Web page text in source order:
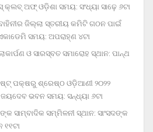
ଅଫ୍‌ ଓଡ଼ିଶା ସମୟ: ସଂଧ୍ୟା ସାଢ଼େ ୬ଟା
ଜିଲ୍ଲା ସ୍ତରୀୟ କମିଟି ଗଠନ ପାଇଁ
ସମୟ: ଅପରାହ୍‌ଣ ୪ଟା
ଓ ସାରସ୍ବତ ସମାରୋହ ସ୍ଥାନ: ପାନ୍ଥ
ପକ୍ଷରୁ ଶ୍ରେଷ୍ଠ ଓଡ଼ିଆଣୀ ୨୦୨୨
ଭବନ ସମୟ: ସନ୍ଧ୍ୟା ୬ଟା
ସାମ୍ବାଦିକ ସମ୍ମିଳନୀ ସ୍ଥାନ: ସାଂସଦଙ୍କ
୧୧ଟା